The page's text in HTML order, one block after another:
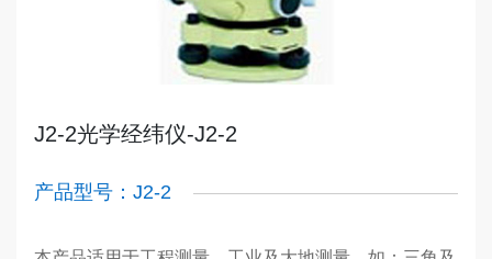
J2-2光学经纬仪-J2-2
产品型号：J2-2